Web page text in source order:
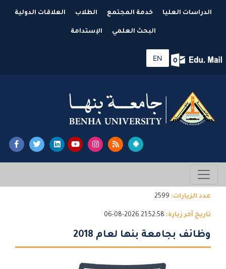
الدراسات العليا خدمة المجتمع الطلاب العلاقات الدولية
البحث العلمي الإستدامة
EN
عدد الزيارات: 2599
تاريخ آخر زيارة: 21:52:58 2026-08-06
وظائف بجامعة بنها لعام 2018